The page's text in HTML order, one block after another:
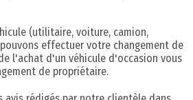
(utilitaire, voiture, camion,
effectuer votre changement de
l'achat d'un véhicule d'occasion vous
de propriétaire.